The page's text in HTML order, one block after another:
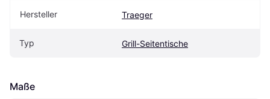
Hersteller Traeger
Typ Grill-Seitentische
Maße